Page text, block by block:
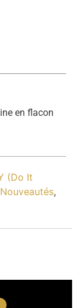
en flacon
(Do It
,